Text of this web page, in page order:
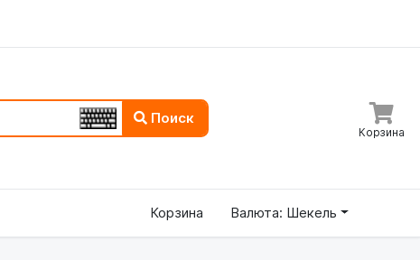
Поиск
Корзина
Корзина Валюта: Шекель